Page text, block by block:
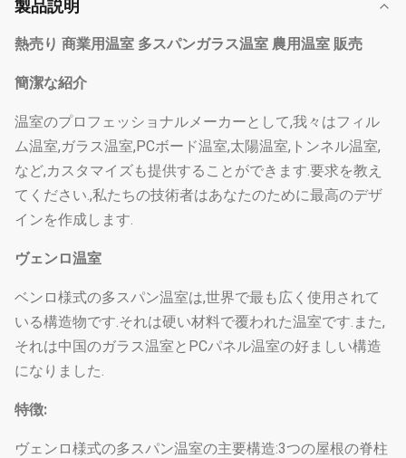
製品説明
熱売り 商業用温室 多スパンガラス温室 農用温室 販売
簡潔な紹介
温室のプロフェッショナルメーカーとして,我々はフィル
ム温室,ガラス温室,PCボード温室,太陽温室,トンネル温室,
など,カスタマイズも提供することができます.要求を教え
てください.,私たちの技術者はあなたのために最高のデザ
インを作成します.
ヴェンロ温室
ベンロ様式の多スパン温室は,世界で最も広く使用されて
いる構造物です.それは硬い材料で覆われた温室です.また,
それは中国のガラス温室とPCパネル温室の好ましい構造
になりました.
特徴:
ヴェンロ様式の多スパン温室の主要構造:3つの屋根の脊柱